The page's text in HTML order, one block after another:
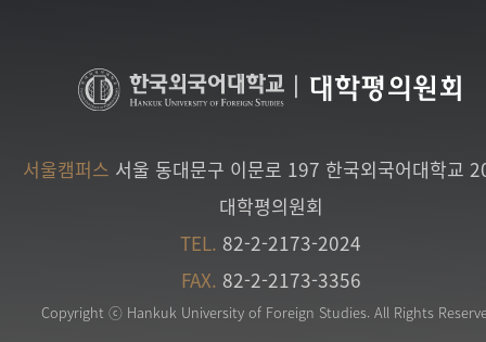
대학평의원회
서울캠퍼스 서울 동대문구 이문로 197 한국외국어대학교
대학평의원회
TEL. 82-2-2173-2024
FAX. 82-2-2173-3356
Copyright ⓒ Hankuk University of Foreign Studies. All Rights